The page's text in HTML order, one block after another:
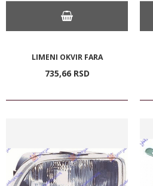
LIMENI OKVIR FARA
735,66 RSD